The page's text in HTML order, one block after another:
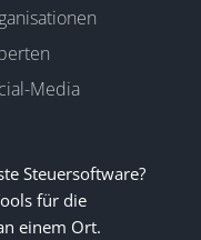
Media
Steuersoftware?
für die
einem Ort.